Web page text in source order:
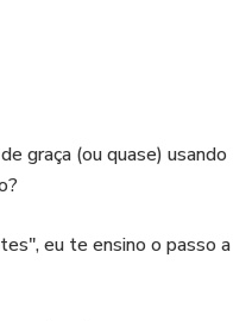
graça (ou quase) usando
eu te ensino o passo a